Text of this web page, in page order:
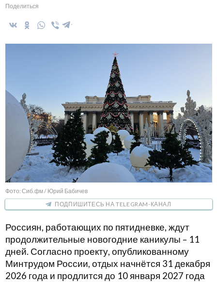
Поделиться
Фото: Сиб.фм / Юрий Бабичев
ПОДПИШИТЕСЬ НА TELEGRAM-КАНАЛ
Россиян, работающих по пятидневке, ждут
продолжительные новогодние каникулы – 11
дней. Согласно проекту, опубликованному
Минтрудом России, отдых начнётся 31 декабря
2026 года и продлится до 10 января 2027 года